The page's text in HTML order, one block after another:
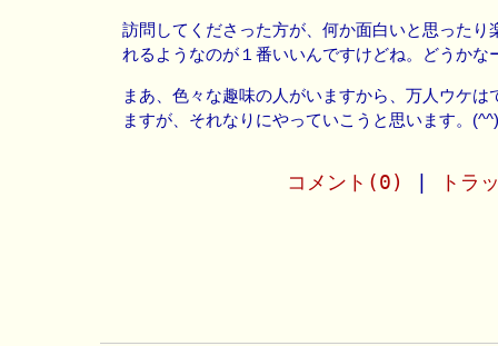
訪問してくださった方が、何か面白いと思ったり
れるようなのが１番いいんですけどね。どうかな
まあ、色々な趣味の人がいますから、万人ウケは
ますが、それなりにやっていこうと思います。
コメント(0) トラ